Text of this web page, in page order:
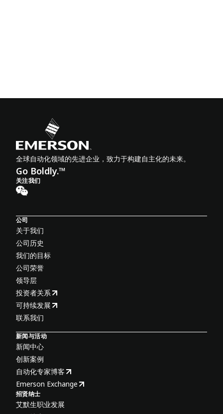
全球自动化领域的先进企业，致力于构建自主化的未来。
Go Boldly.™
关注我们
公司
关于我们
公司历史
我们的目标
公司荣誉
领导层
投资者关系
可持续发展
联系我们
新闻与活动
新闻中心
创新案例
自动化专家博客
Emerson Exchange
招贤纳士
艾默生职业发展